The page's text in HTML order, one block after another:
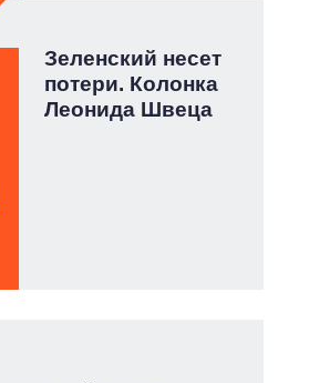
Зеленский несет
потери. Колонка
Леонида Швеца